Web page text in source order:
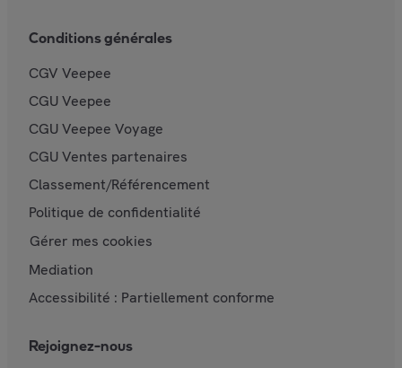
Conditions générales
CGV Veepee
CGU Veepee
CGU Veepee Voyage
CGU Ventes partenaires
Classement/Référencement
Politique de confidentialité
Gérer mes cookies
Mediation
Accessibilité : Partiellement conforme
Rejoignez-nous